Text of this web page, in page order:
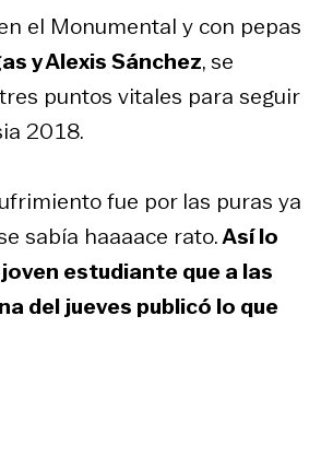
el Monumental y con pepas
y Alexis Sánchez, se
puntos vitales para seguir
2018.
fue por las puras ya
sabía haaaace rato.Así lo
estudiante que a las
del jueves publicó lo que